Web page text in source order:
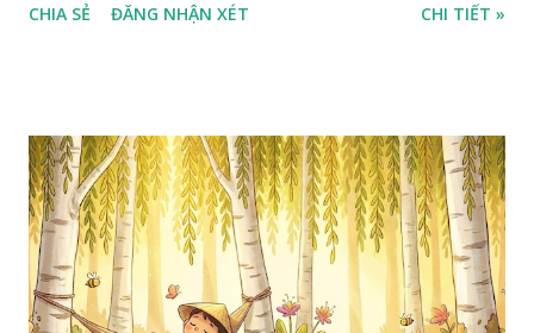
CHIA SẺ ĐĂNG NHẬN XÉT CHI TIẾT »